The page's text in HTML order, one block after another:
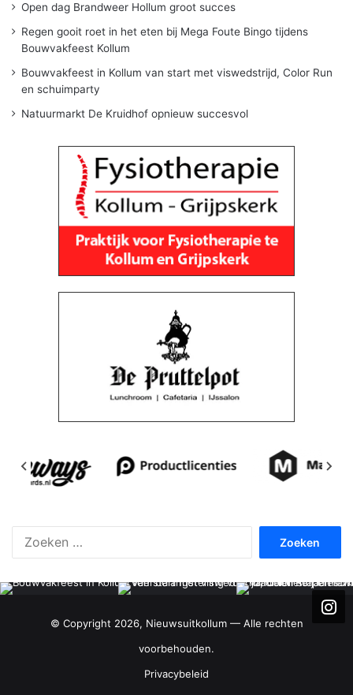
Open dag Brandweer Hollum groot succes
Regen gooit roet in het eten bij Mega Foute Bingo tijdens
Bouwvakfeest Kollum
Bouwvakfeest in Kollum van start met viswedstrijd, Color Run
en schuimparty
Natuurmarkt De Kruidhof opnieuw succesvol
© Copyright 2026, Nieuwsuitkollum — Alle rechten
voorbehouden.
Privacybeleid